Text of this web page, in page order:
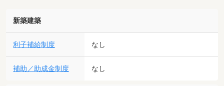
新築建築
利子補給制度 なし
補助／助成金制度 なし